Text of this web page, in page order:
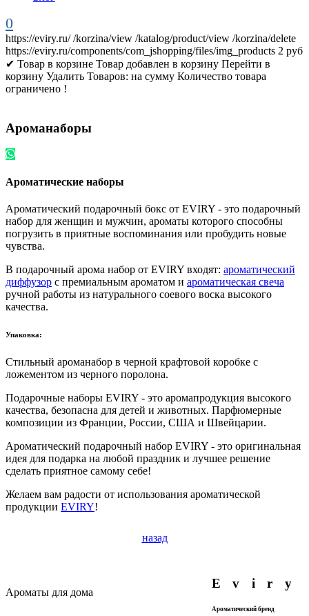
0
https://eviry.ru/ /korzina/view /katalog/product/view /korzina/delete
https://eviry.ru/components/com_jshopping/files/img_products 2 руб
✔ Товар в корзине Товар добавлен в корзину Перейти в
корзину Удалить Товаров: на сумму Количество товара
ограничено !
Ароманаборы
Ароматические наборы
Ароматический подарочный бокс от EVIRY - это подарочный
набор для женщин и мужчин, ароматы которого способны
погрузить в приятные воспоминания или пробудить новые
чувства.
В подарочный арома набор от EVIRY входят: ароматический
диффузор с премиальным ароматом и ароматическая свеча
ручной работы из натурального соевого воска высокого
качества.
Упаковка:
Стильный ароманабор в черной крафтовой коробке с
ложементом из черного поролона.
Подарочные наборы EVIRY - это аромапродукция высокого
качества, безопасна для детей и животных. Парфюмерные
композиции из Франции, России, США и Швейцарии.
Ароматический подарочный набор EVIRY - это оригинальная
идея для подарка на любой праздник и лучшее решение
сделать приятное самому себе!
Желаем вам радости от использования ароматической
продукции EVIRY!
назад
Eviry
Ароматический бренд
Ароматы для дома